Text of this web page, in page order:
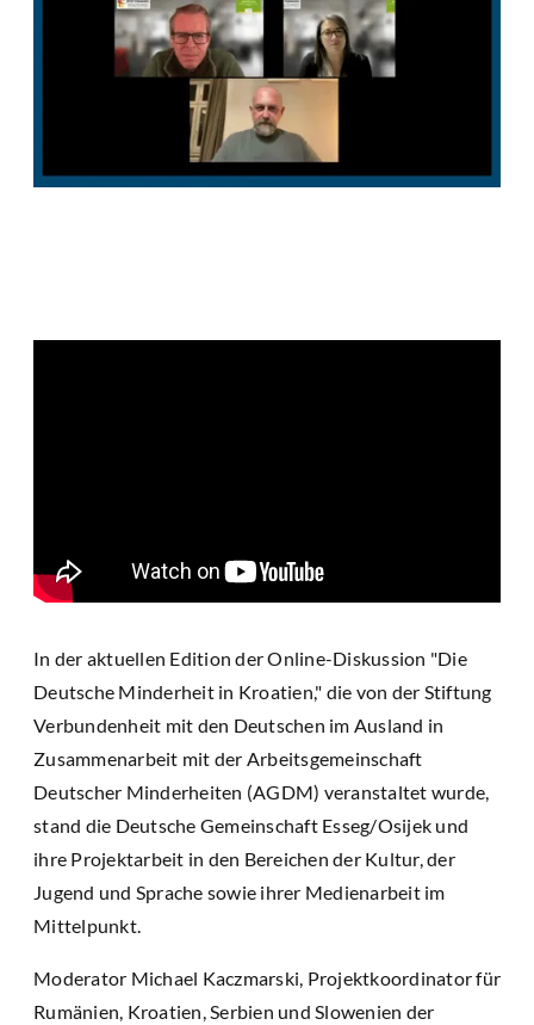
In der aktuellen Edition der Online-Diskussion "Die
Deutsche Minderheit in Kroatien," die von der Stiftung
Verbundenheit mit den Deutschen im Ausland in
Zusammenarbeit mit der Arbeitsgemeinschaft
Deutscher Minderheiten (AGDM) veranstaltet wurde,
stand die Deutsche Gemeinschaft Esseg/Osijek und
ihre Projektarbeit in den Bereichen der Kultur, der
Jugend und Sprache sowie ihrer Medienarbeit im
Mittelpunkt.
Moderator Michael Kaczmarski, Projektkoordinator für
Rumänien, Kroatien, Serbien und Slowenien der